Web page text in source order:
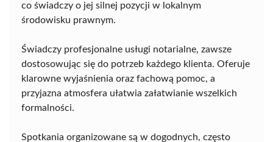
co świadczy o jej silnej pozycji w lokalnym
środowisku prawnym.
Świadczy profesjonalne usługi notarialne, zawsze
dostosowując się do potrzeb każdego klienta. Oferuje
klarowne wyjaśnienia oraz fachową pomoc, a
przyjazna atmosfera ułatwia załatwianie wszelkich
formalności.
Spotkania organizowane są w dogodnych, często